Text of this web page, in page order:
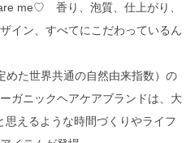
me♡ 香り、泡質、仕上がり、
イン、すべてにこだわっているん
めた世界共通の自然由来指数）の
ガニックヘアケアブランドは、大
えるような時間づくりやライフ